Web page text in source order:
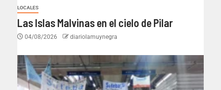
LOCALES
Las Islas Malvinas en el cielo de Pilar
04/08/2026 diariolamuynegra